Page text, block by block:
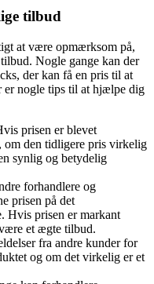
tilbud
at være opmærksom på,
Nogle gange kan der
der kan få en pris til at
er nogle tips til at hjælpe dig
prisen er blevet
om den tidligere pris virkelig
synlig og betydelig
forhandlere og
prisen på det
Hvis prisen er markant
et ægte tilbud.
fra andre kunder for
og om det virkelig er et